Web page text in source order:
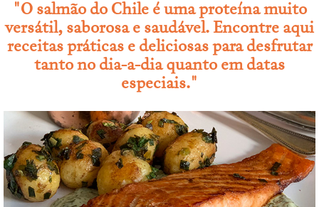
"O salmão do Chile é uma proteína muito
versátil, saborosa e saudável. Encontre aqui
receitas práticas e deliciosas para desfrutar
tanto no dia-a-dia quanto em datas
especiais."